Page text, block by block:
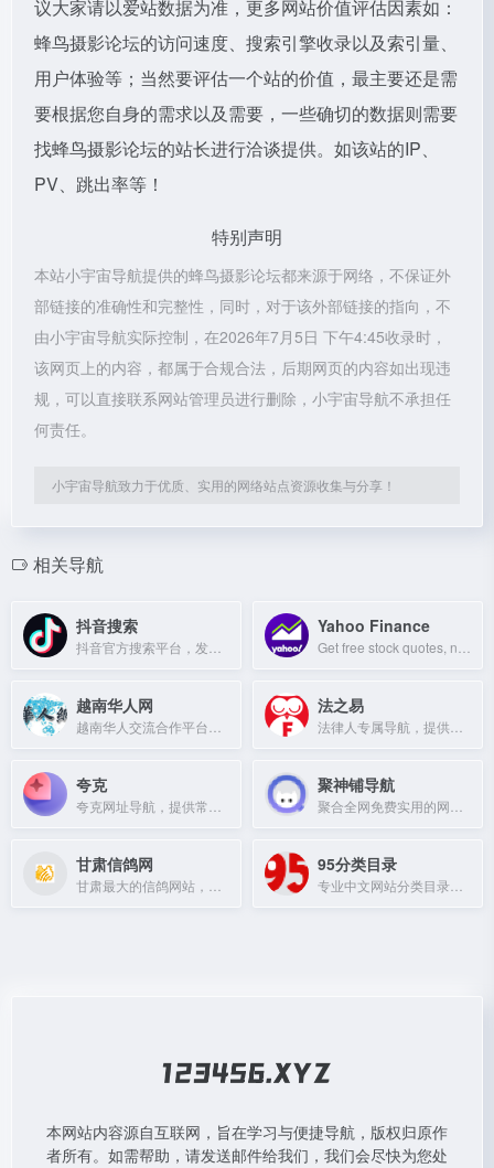
议大家请以爱站数据为准，更多网站价值评估因素如：
蜂鸟摄影论坛的访问速度、搜索引擎收录以及索引量、
用户体验等；当然要评估一个站的价值，最主要还是需
要根据您自身的需求以及需要，一些确切的数据则需要
找蜂鸟摄影论坛的站长进行洽谈提供。如该站的IP、
PV、跳出率等！
特别声明
本站小宇宙导航提供的蜂鸟摄影论坛都来源于网络，不保证外
部链接的准确性和完整性，同时，对于该外部链接的指向，不
由小宇宙导航实际控制，在2026年7月5日 下午4:45收录时，
该网页上的内容，都属于合规合法，后期网页的内容如出现违
规，可以直接联系网站管理员进行删除，小宇宙导航不承担任
何责任。
小宇宙导航致力于优质、实用的网络站点资源收集与分享！
相关导航
抖音搜索 Yahoo Finance
越南华人网 法之易
夸克 聚神铺导航
甘肃信鸽网 95分类目录
本网站内容源自互联网，旨在学习与便捷导航，版权归原作
者所有。如需帮助，请发送邮件给我们，我们会尽快为您处